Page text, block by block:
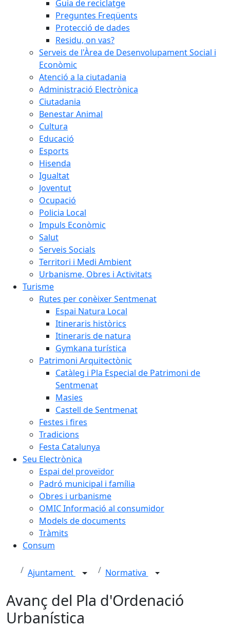
Guia de reciclatge
Preguntes Freqüents
Protecció de dades
Residu, on vas?
Serveis de l'Àrea de Desenvolupament Social i
Econòmic
Atenció a la ciutadania
Administració Electrònica
Ciutadania
Benestar Animal
Cultura
Educació
Esports
Hisenda
Igualtat
Joventut
Ocupació
Policia Local
Impuls Econòmic
Salut
Serveis Socials
Territori i Medi Ambient
Urbanisme, Obres i Activitats
Turisme
Rutes per conèixer Sentmenat
Espai Natura Local
Itineraris històrics
Itineraris de natura
Gymkana turística
Patrimoni Arquitectònic
Catàleg i Pla Especial de Patrimoni de
Sentmenat
Masies
Castell de Sentmenat
Festes i fires
Tradicions
Festa Catalunya
Seu Electrònica
Espai del proveïdor
Padró municipal i família
Obres i urbanisme
OMIC Informació al consumidor
Models de documents
Tràmits
Consum
Ajuntament Normativa
Avanç del Pla d'Ordenació
Urbanística